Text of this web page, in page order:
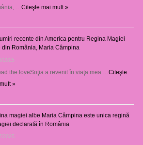
…Citeşte mai mult »
recente din America pentru Regina Magiei
din România, Maria Câmpina
2025
the loveSoţia a revenit în viaţa mea …Citeşte
»
magiei albe Maria Câmpina este unica regină
declarată în România
2025